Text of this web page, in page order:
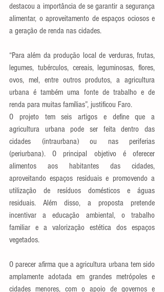
destacou a importância de se garantir a segurança
alimentar, o aproveitamento de espaços ociosos e
a geração de renda nas cidades.
“Para além da produção local de verduras, frutas,
legumes, tubérculos, cereais, leguminosas, flores,
ovos, mel, entre outros produtos, a agricultura
urbana é também uma fonte de trabalho e de
renda para muitas famílias”, justificou Faro.
O projeto tem seis artigos e define que a
agricultura urbana pode ser feita dentro das
cidades (intraurbana) ou nas periferias
(periurbana). O principal objetivo é oferecer
alimentos aos habitantes das cidades,
aproveitando espaços residuais e promovendo a
utilização de resíduos domésticos e águas
residuais. Além disso, a proposta pretende
incentivar a educação ambiental, o trabalho
familiar e a valorização estética dos espaços
vegetados.
O parecer afirma que a agricultura urbana tem sido
amplamente adotada em grandes metrópoles e
cidades menores, com o apoio de governos e